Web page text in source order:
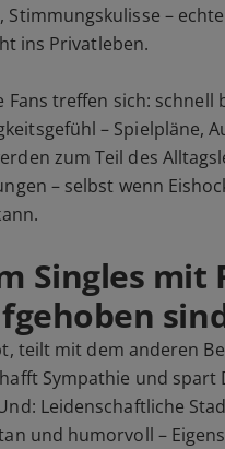
Stimmungskulisse –
ins Privatleben.
Fans treffen sich: schnell
– Spielpläne,
zum Teil des
– selbst wenn
Singles mit
teilt mit dem anderen
Sympathie und
Leidenschaftliche
und humorvoll –